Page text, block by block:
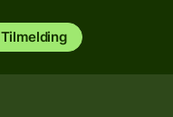
Tilmelding